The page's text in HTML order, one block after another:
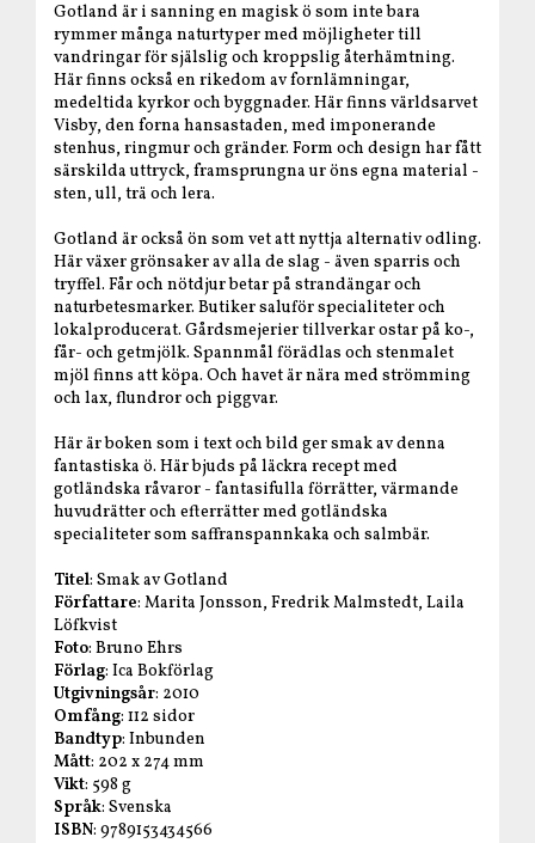
Gotland är i sanning en magisk ö som inte bara
rymmer många naturtyper med möjligheter till
vandringar för själslig och kroppslig återhämtning.
Här finns också en rikedom av fornlämningar,
medeltida kyrkor och byggnader. Här finns världsarvet
Visby, den forna hansastaden, med imponerande
stenhus, ringmur och gränder. Form och design har fått
särskilda uttryck, framsprungna ur öns egna material -
sten, ull, trä och lera.
Gotland är också ön som vet att nyttja alternativ odling.
Här växer grönsaker av alla de slag - även sparris och
tryffel. Får och nötdjur betar på strandängar och
naturbetesmarker. Butiker saluför specialiteter och
lokalproducerat. Gårdsmejerier tillverkar ostar på ko-,
får- och getmjölk. Spannmål förädlas och stenmalet
mjöl finns att köpa. Och havet är nära med strömming
och lax, flundror och piggvar.
Här är boken som i text och bild ger smak av denna
fantastiska ö. Här bjuds på läckra recept med
gotländska råvaror - fantasifulla förrätter, värmande
huvudrätter och efterrätter med gotländska
specialiteter som saffranspannkaka och salmbär.
Titel: Smak av Gotland
Författare: Marita Jonsson, Fredrik Malmstedt, Laila
Löfkvist
Foto: Bruno Ehrs
Förlag: Ica Bokförlag
Utgivningsår: 2010
Omfång: 112 sidor
Bandtyp: Inbunden
Mått: 202 x 274 mm
Vikt: 598 g
Språk: Svenska
ISBN: 9789153434566